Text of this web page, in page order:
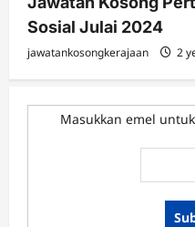
Sosial Julai 2024
jawatankosongkerajaan 2
Masukkan emel